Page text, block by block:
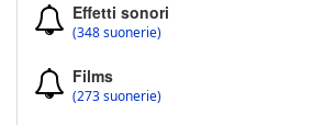
Effetti sonori
(348 suonerie)
Films
(273 suonerie)